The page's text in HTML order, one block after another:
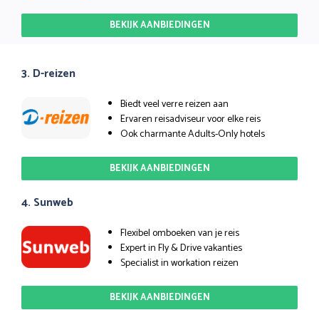
BEKIJK AANBIEDINGEN
3. D-reizen
Biedt veel verre reizen aan
Ervaren reisadviseur voor elke reis
Ook charmante Adults-Only hotels
BEKIJK AANBIEDINGEN
4. Sunweb
Flexibel omboeken van je reis
Expert in Fly & Drive vakanties
Specialist in workation reizen
BEKIJK AANBIEDINGEN